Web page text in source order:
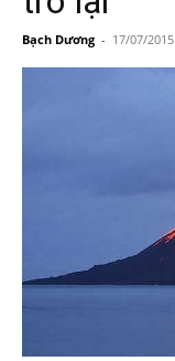
Bạch Dương - 17/07/2015